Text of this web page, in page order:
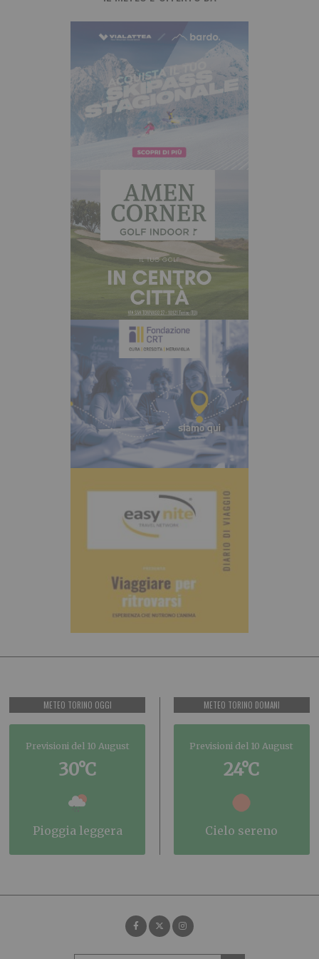
METEO TORINO OGGI
Previsioni del 10 August
30°C
pioggia leggera
METEO TORINO DOMANI
Previsioni del 10 August
24°C
cielo sereno